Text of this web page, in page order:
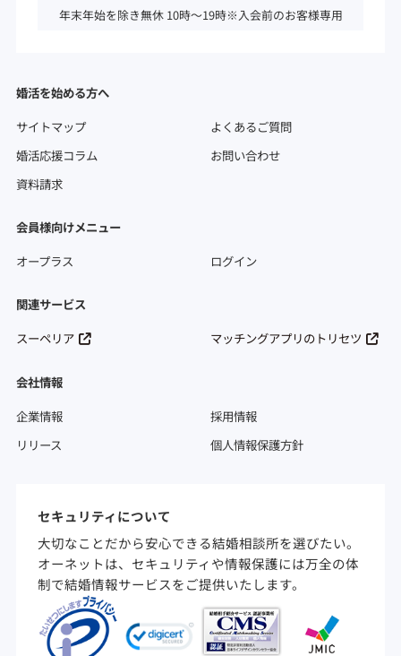
年末年始を除き無休 10時～19時※入会前のお客様専用
婚活を始める方へ
サイトマップ
よくあるご質問
婚活応援コラム
お問い合わせ
資料請求
会員様向けメニュー
オープラス
ログイン
関連サービス
スーペリア
マッチングアプリのトリセツ
会社情報
企業情報
採用情報
リリース
個人情報保護方針
セキュリティについて
大切なことだから安心できる結婚相談所を選びたい。
オーネットは、セキュリティや情報保護には万全の体
制で結婚情報サービスをご提供いたします。